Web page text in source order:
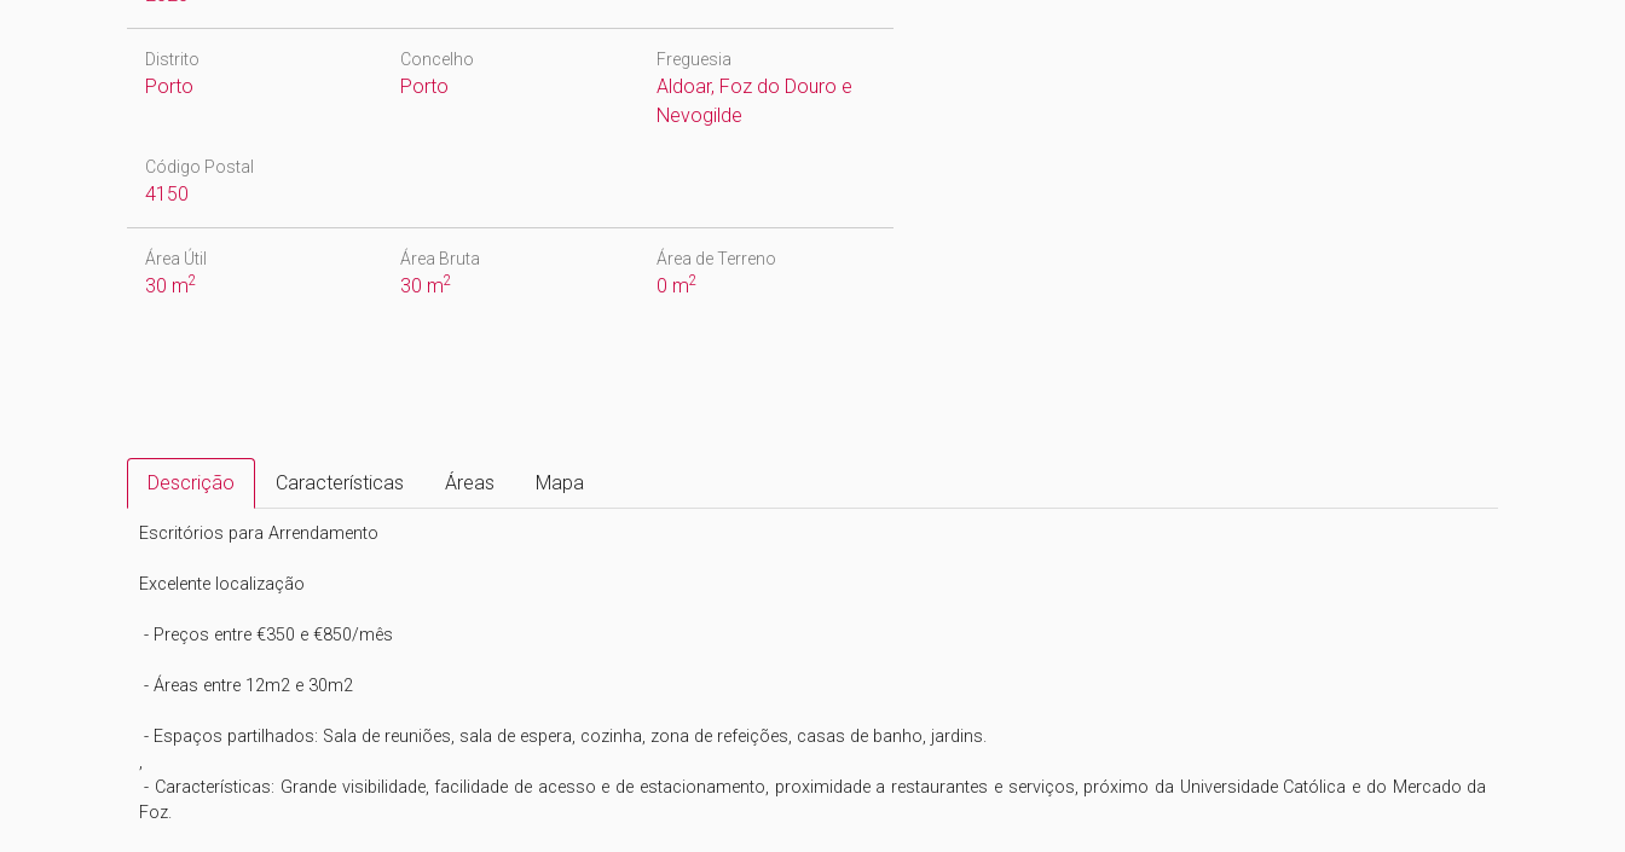
Distrito
Porto
Concelho
Porto
Freguesia
Aldoar, Foz do Douro e
Nevogilde
Código Postal
4150
Área Útil
30 m2
Área Bruta
30 m2
Área de Terreno
0 m2
Descrição Características Áreas Mapa
Escritórios para Arrendamento
Excelente localização
,
- Características: Grande visibilidade, facilidade de acesso e de estacionamento, proximidade a restaurantes e serviços, próximo da Universidade Católica e do Mercado da
Foz.